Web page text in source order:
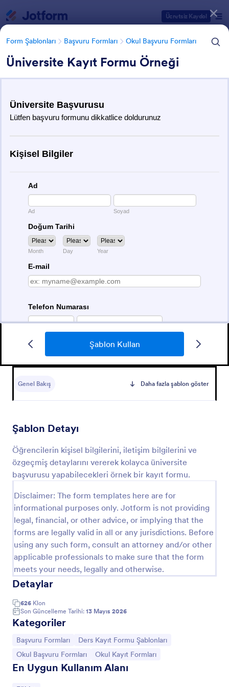
Ücretsiz Kaydol
Form Şablonları Başvuru Formları Okul Başvuru Formları
Üniversite Kayıt Formu Örneği
Şablon Kullan
Genel Bakış Daha fazla şablon göster
Şablon Detayı
Öğrencilerin kişisel bilgilerini, iletişim bilgilerini ve
özgeçmiş detaylarını vererek kolayca üniversite
başvurusu yapabilecekleri örnek bir kayıt formu.
Disclaimer: The form templates here are for
informational purposes only. Jotform is not providing
legal, financial, or other advice, or implying that the
forms are legally valid in all or any jurisdictions. Before
using any such form, consult an attorney and/or other
applicable professionals to make sure that the form
meets your needs, legally and otherwise.
Detaylar
626 Klon
Son Güncelleme Tarihi: 13 Mayıs 2026
Kategoriler
Kategoriye git:
Başvuru Formları Kategoriye git:
Ders Kayıt Formu Şablonları
Kategoriye git:
Okul Başvuru Formları Kategoriye git:
Okul Kayıt Formları
En Uygun Kullanım Alanı
Form Şablonları Başvuru Formları
Okul Başvuru Formları
12 Şablon
İstirahat Raporu Örneği
Önizleme
Form Şablonu Kategorileri